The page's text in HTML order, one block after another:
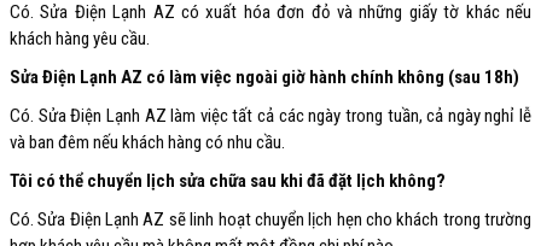
Có. Sửa Điện Lạnh AZ có xuất hóa đơn đỏ và những giấy tờ khác nếu
khách hàng yêu cầu.
Sửa Điện Lạnh AZ có làm việc ngoài giờ hành chính không (sau 18h)
Có. Sửa Điện Lạnh AZ làm việc tất cả các ngày trong tuần, cả ngày nghỉ lễ
và ban đêm nếu khách hàng có nhu cầu.
Tôi có thể chuyển lịch sửa chữa sau khi đã đặt lịch không?
Có. Sửa Điện Lạnh AZ sẽ linh hoạt chuyển lịch hẹn cho khách trong trường